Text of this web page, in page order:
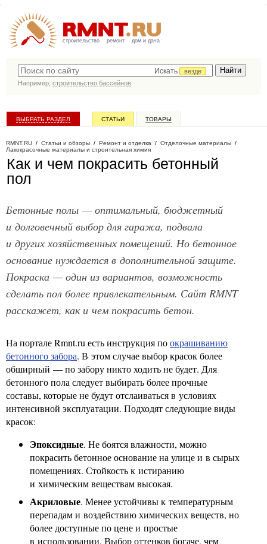
строительство ремонт дом и дача
Искать
везде
Например, строительство бассейнов
ВЫБРАТЬ РАЗДЕЛ СТАТЬИ ТОВАРЫ
RMNT.RU / Статьи и обзоры / Ремонт и отделка / Отделочные материалы /
Лакокрасочные материалы и строительная химия
Как и чем покрасить бетонный
пол
Бетонные полы — оптимальный, бюджетный
и долговечный выбор для гаража, подвала
и других хозяйственных помещений. Но бетонное
основание нуждается в дополнительной защите.
Покраска — один из вариантов, возможность
сделать пол более привлекательным. Сайт RMNT
расскажет, как и чем покрасить бетон.
На портале Rmnt.ru есть инструкция поокрашиванию
бетонного забора. В этом случае выбор красок более
обширный — по забору никто ходить не будет. Для
бетонного пола следует выбирать более прочные
составы, которые не будут отслаиваться в условиях
интенсивной эксплуатации. Подходят следующие виды
красок:
Эпоксидные. Не боятся влажности, можно
покрасить бетонное основание на улице и в сырых
помещениях. Стойкость к истиранию
и химическим веществам высокая.
Акриловые. Менее устойчивы к температурным
перепадам и воздействию химических веществ, но
более доступные по цене и простые
в использовании. Выбор оттенков богаче, чем